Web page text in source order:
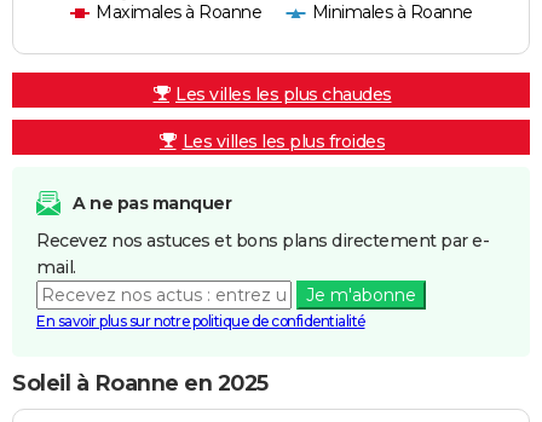
Maximales à Roanne
Minimales à Roanne
Les villes les plus chaudes
Les villes les plus froides
A ne pas manquer
Recevez nos astuces et bons plans directement par e-
mail.
Je m'abonne
En savoir plus sur notre politique de confidentialité
Soleil à Roanne en 2025